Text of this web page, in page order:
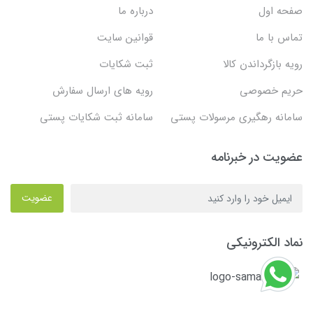
صفحه اول
درباره ما
تماس با ما
قوانین سایت
رویه بازگرداندن کالا
ثبت شکایات
حریم خصوصی
رویه های ارسال سفارش
سامانه رهگیری مرسولات پستی
سامانه ثبت شکایات پستی
عضویت در خبرنامه
عضویت
نماد الکترونیکی